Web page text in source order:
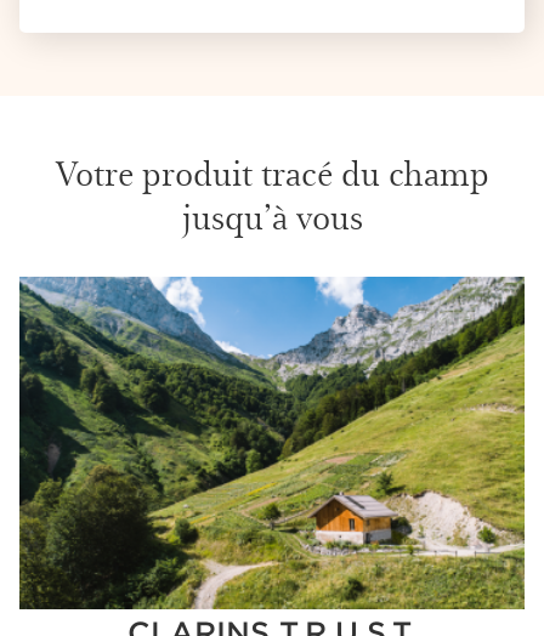
Votre produit tracé du champ
jusqu’à vous